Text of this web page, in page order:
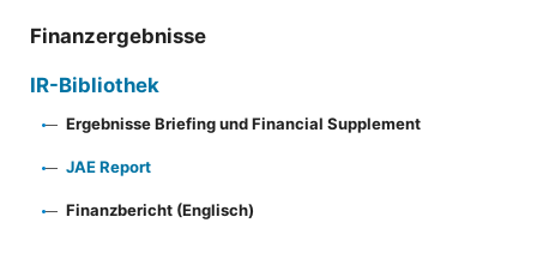
Finanzergebnisse
IR-Bibliothek
Ergebnisse Briefing und Financial Supplement
JAE Report
Finanzbericht (Englisch)